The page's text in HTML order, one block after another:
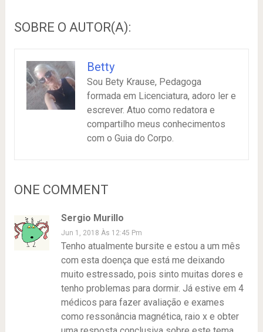
SOBRE O AUTOR(A):
Betty
Sou Bety Krause, Pedagoga
formada em Licenciatura, adoro ler e
escrever. Atuo como redatora e
compartilho meus conhecimentos
com o Guia do Corpo.
ONE COMMENT
Sergio Murillo
Jun 1, 2018 Às 12:45 Pm
Tenho atualmente bursite e estou a um mês
com esta doença que está me deixando
muito estressado, pois sinto muitas dores e
tenho problemas para dormir. Já estive em 4
médicos para fazer avaliação e exames
como ressonância magnética, raio x e obter